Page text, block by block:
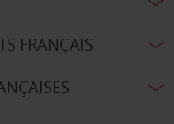
FRANÇAIS